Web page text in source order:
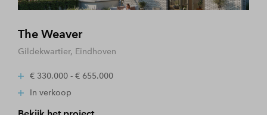
The Weaver
Gildekwartier, Eindhoven
€ 330.000 - € 655.000
In verkoop